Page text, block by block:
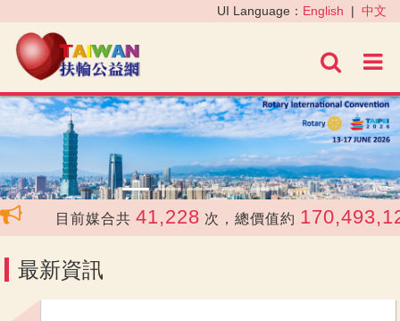
進階
UI Language： English | 中文
‹ ›
目前媒合共 41,228 次，總價值約
最新資訊